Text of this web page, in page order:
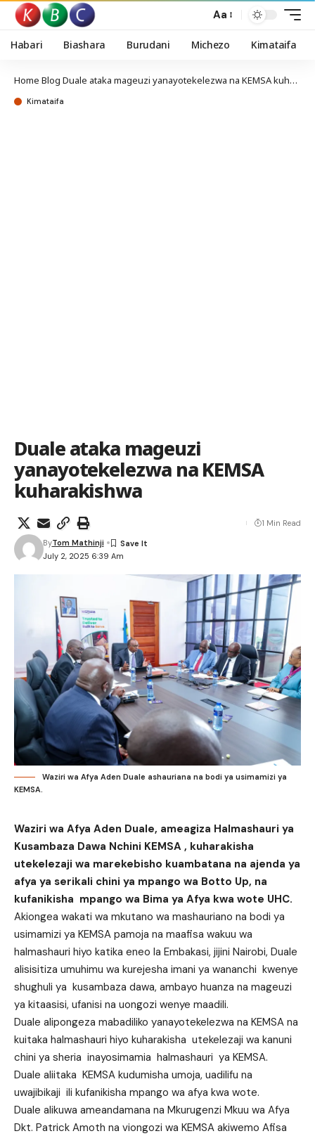
Aa
Habari Biashara Burudani Michezo Kimataifa
Home Blog Duale ataka mageuzi yanayotekelezwa na KEMSA kuharakishwa
Kimataifa
Duale ataka mageuzi
yanayotekelezwa na KEMSA
kuharakishwa
July 2, 2025 6:39 Am
ByTom Mathinji
1 Min Read
Waziri wa Afya Aden Duale ashauriana na bodi ya usimamizi ya
KEMSA.
Waziri wa Afya Aden Duale, ameagiza Halmashauri ya
Kusambaza Dawa Nchini KEMSA , kuharakisha
utekelezaji wa marekebisho kuambatana na ajenda ya
afya ya serikali chini ya mpango wa Botto Up, na
kufanikisha mpango wa Bima ya Afya kwa wote UHC.
Akiongea wakati wa mkutano wa mashauriano na bodi ya
usimamizi ya KEMSA pamoja na maafisa wakuu wa
halmashauri hiyo katika eneo la Embakasi, jijini Nairobi, Duale
alisisitiza umuhimu wa kurejesha imani ya wananchi kwenye
shughuli ya kusambaza dawa, ambayo huanza na mageuzi
ya kitaasisi, ufanisi na uongozi wenye maadili.
Duale alipongeza mabadiliko yanayotekelezwa na KEMSA na
kuitaka halmashauri hiyo kuharakisha utekelezaji wa kanuni
chini ya sheria inayosimamia halmashauri ya KEMSA.
Duale aliitaka KEMSA kudumisha umoja, uadilifu na
uwajibikaji ili kufanikisha mpango wa afya kwa wote.
Duale alikuwa ameandamana na Mkurugenzi Mkuu wa Afya
Dkt. Patrick Amoth na viongozi wa KEMSA akiwemo Afisa